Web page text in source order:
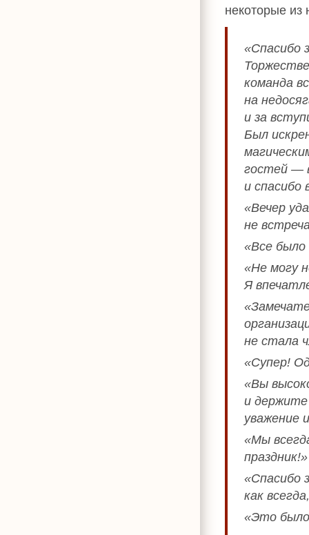
некоторые из
«Спасибо
команда
на
и за
Был
гостей —
и спасибо
«Вечер
не
«Все
«Не могу
Я
не стала
«Супер!
«Вы
и
уважение
«Мы
праздник!»
«Спасибо
как
«Это